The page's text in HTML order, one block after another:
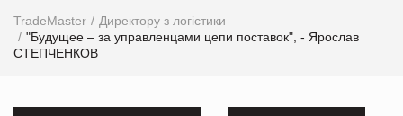
TradeMaster
Директору з логістики
"Будущее – за управленцами цепи поставок", - Ярослав
СТЕПЧЕНКОВ